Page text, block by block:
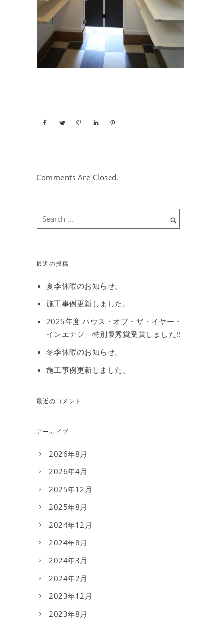
Comments Are Closed.
最近の投稿
夏季休暇のお知らせ。
施工事例更新しました。
2025年度 ハウス・オブ・ザ・イヤー・
インエナジー特別優秀賞受賞しました!!
冬季休暇のお知らせ。
施工事例更新しました。
最近のコメント
アーカイブ
2026年8月
2026年4月
2025年12月
2025年8月
2024年12月
2024年8月
2024年3月
2024年2月
2023年12月
2023年8月